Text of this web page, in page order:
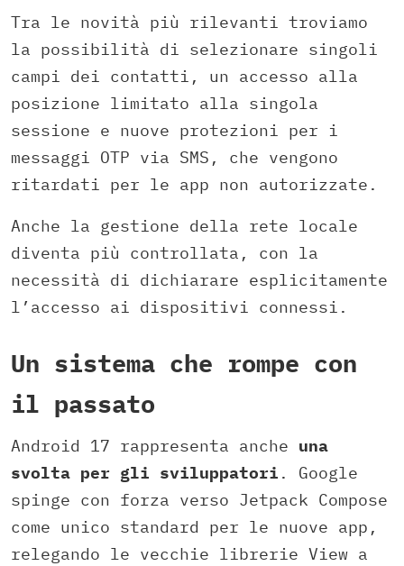
Tra le novità più rilevanti troviamo
la possibilità di selezionare singoli
campi dei contatti, un accesso alla
posizione limitato alla singola
sessione e nuove protezioni per i
messaggi OTP via SMS, che vengono
ritardati per le app non autorizzate.
Anche la gestione della rete locale
diventa più controllata, con la
necessità di dichiarare esplicitamente
l’accesso ai dispositivi connessi.
Un sistema che rompe con
il passato
Android 17 rappresenta anche una
svolta per gli sviluppatori . Google
spinge con forza verso Jetpack Compose
come unico standard per le nuove app,
relegando le vecchie librerie View a